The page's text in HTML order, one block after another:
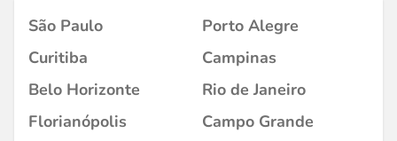
São Paulo
Porto Alegre
Curitiba
Campinas
Belo Horizonte
Rio de Janeiro
Florianópolis
Campo Grande